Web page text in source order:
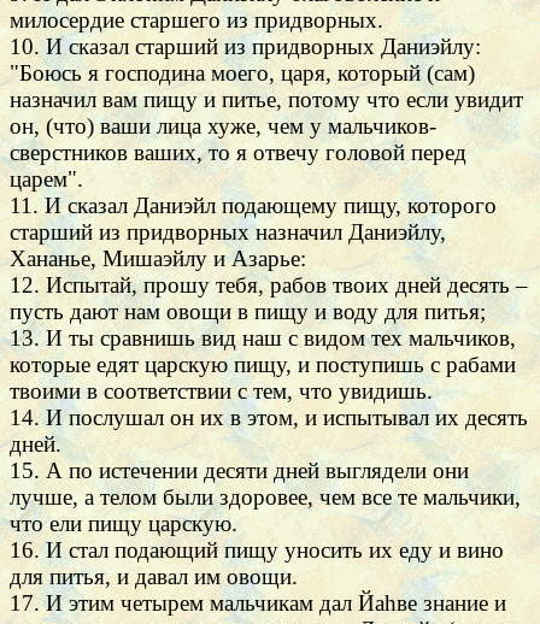
милосердие старшего из придворных.
10. И сказал старший из придворных Даниэйлу:
"Боюсь я господина моего, царя, который (сам)
назначил вам пищу и питье, потому что если увидит
он, (что) ваши лица хуже, чем у мальчиков-
сверстников ваших, то я отвечу головой перед
царем".
11. И сказал Даниэйл подающему пищу, которого
старший из придворных назначил Даниэйлу,
Хананье, Мишаэйлу и Азарье:
12. Испытай, прошу тебя, рабов твоих дней десять –
пусть дают нам овощи в пищу и воду для питья;
13. И ты сравнишь вид наш с видом тех мальчиков,
которые едят царскую пищу, и поступишь с рабами
твоими в соответствии с тем, что увидишь.
14. И послушал он их в этом, и испытывал их десять
дней.
15. А по истечении десяти дней выглядели они
лучше, а телом были здоровее, чем все те мальчики,
что ели пищу царскую.
16. И стал подающий пищу уносить их еду и вино
для питья, и давал им овощи.
17. И этим четырем мальчикам дал Йаhве знание и